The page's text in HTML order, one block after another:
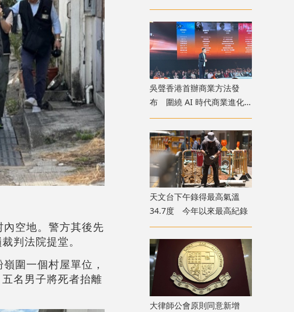
空地。警方其後先
判法院提堂。
圍一個村屋單位，
名男子將死者抬離
吳聲香港首辦商業方法發
布 圍繞 AI 時代商業進化
探討未來趨勢
天文台下午錄得最高氣溫
34.7度 今年以來最高紀錄
大律師公會原則同意新增